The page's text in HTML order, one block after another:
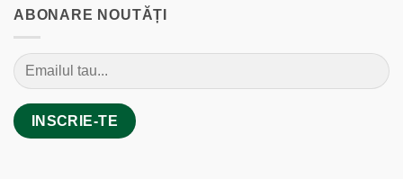
ABONARE NOUTĂȚI